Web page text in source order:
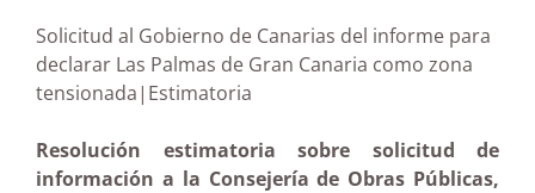
Solicitud al Gobierno de Canarias del informe para
declarar Las Palmas de Gran Canaria como zona
tensionada|Estimatoria
Resolución estimatoria sobre solicitud de
información a la Consejería de Obras Públicas,